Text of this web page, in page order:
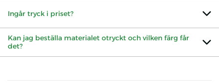
Ingår tryck i priset?
Kan jag beställa materialet otryckt och vilken färg får
det?